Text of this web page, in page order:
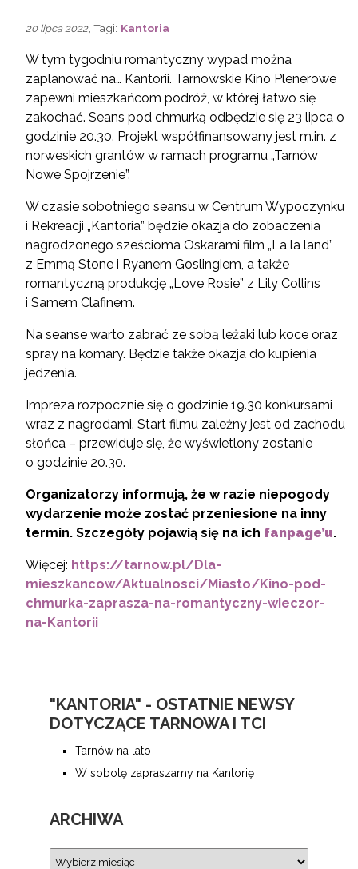
20 lipca 2022 , Tagi: Kantoria
W tym tygodniu romantyczny wypad można
zaplanować na… Kantorii. Tarnowskie Kino Plenerowe
zapewni mieszkańcom podróż, w której łatwo się
zakochać. Seans pod chmurką odbędzie się 23 lipca o
godzinie 20.30. Projekt współfinansowany jest m.in. z
norweskich grantów w ramach programu „Tarnów
Nowe Spojrzenie”.
W czasie sobotniego seansu w Centrum Wypoczynku
i Rekreacji „Kantoria” będzie okazja do zobaczenia
nagrodzonego sześcioma Oskarami film „La la land”
z Emmą Stone i Ryanem Goslingiem, a także
romantyczną produkcję „Love Rosie” z Lily Collins
i Samem Clafinem.
Na seanse warto zabrać ze sobą leżaki lub koce oraz
spray na komary. Będzie także okazja do kupienia
jedzenia.
Impreza rozpocznie się o godzinie 19.30 konkursami
wraz z nagrodami. Start filmu zależny jest od zachodu
słońca – przewiduje się, że wyświetlony zostanie
o godzinie 20.30.
Organizatorzy informują, że w razie niepogody
wydarzenie może zostać przeniesione na inny
termin. Szczegóły pojawią się na ich fanpage’u.
Więcej: https://tarnow.pl/Dla-
mieszkancow/Aktualnosci/Miasto/Kino-pod-
chmurka-zaprasza-na-romantyczny-wieczor-
na-Kantorii
"KANTORIA" - OSTATNIE NEWSY
DOTYCZĄCE TARNOWA I TCI
Tarnów na lato
W sobotę zapraszamy na Kantorię
ARCHIWA